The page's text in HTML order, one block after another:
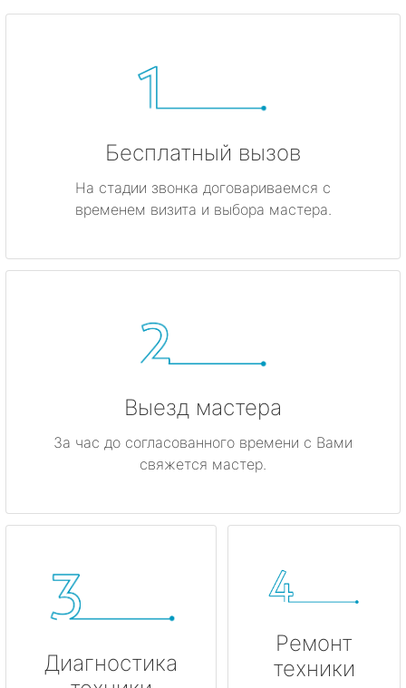
Бесплатный вызов
На стадии звонка договариваемся с
временем визита и выбора мастера.
Выезд мастера
За час до согласованного времени с Вами
свяжется мастер.
Диагностика
Ремонт
техники